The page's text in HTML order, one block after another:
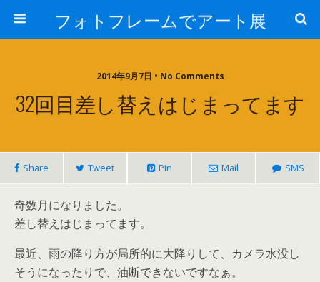
フォトフレームでアート展
2014年9月7日 • No Comments
32回目差し替えはじまってます
Share Tweet Pin Mail SMS
奇数月になりました。
差し替えはじまってます。
最近、雨の降り方が局所的に大降りして、カメラ水没し
そうになったりで、油断できないですなぁ。